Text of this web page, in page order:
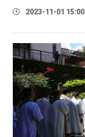
2023-11-01 15:00